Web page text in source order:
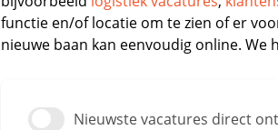
functie en/of locatie om te zien of er
nieuwe baan kan eenvoudig online. We
Nieuwste vacatures direct